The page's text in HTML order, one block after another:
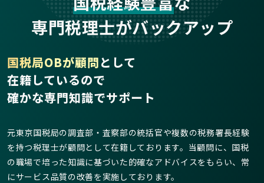
専門税理士がバックアップ
国税局OBが顧問として
在籍しているので
確かな専門知識でサポート
元東京国税局の調査部・査察部の統括官や複数の税務署長経験
を持つ税理士が顧問として在籍しております。当顧問に、国税
の職場で培った知識に基づいた的確なアドバイスをもらい、常
にサービス品質の改善を実施しております。